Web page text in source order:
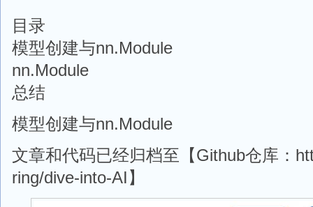
目录
模型创建与nn.Module
nn.Module
总结
模型创建与nn.Module
文章和代码已经归档至【Github仓库：
ring/dive-into-AI】